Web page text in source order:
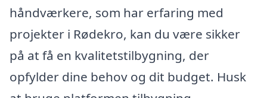
håndværkere, som har erfaring med
projekter i Rødekro, kan du være sikker
på at få en kvalitetstilbygning, der
opfylder dine behov og dit budget. Husk